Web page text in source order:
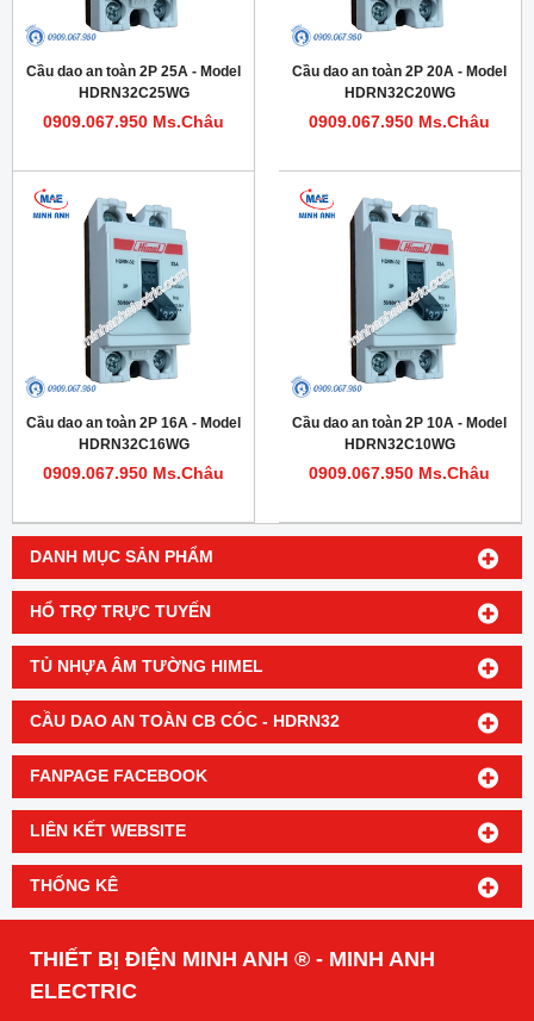
DANH MỤC SẢN PHẨM
HỔ TRỢ TRỰC TUYẾN
TỦ NHỰA ÂM TƯỜNG HIMEL
CẦU DAO AN TOÀN CB CÓC - HDRN32
FANPAGE FACEBOOK
LIÊN KẾT WEBSITE
THỐNG KÊ
Cầu dao an toàn 2P 25A - Model
HDRN32C25WG
0909.067.950 Ms.Châu
Cầu dao an toàn 2P 20A - Model
HDRN32C20WG
0909.067.950 Ms.Châu
Cầu dao an toàn 2P 16A - Model
HDRN32C16WG
0909.067.950 Ms.Châu
Cầu dao an toàn 2P 10A - Model
HDRN32C10WG
0909.067.950 Ms.Châu
THIẾT BỊ ĐIỆN MINH ANH ® - MINH ANH
ELECTRIC